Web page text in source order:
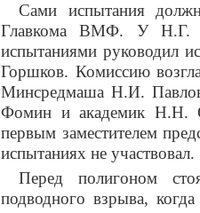
Сами испытания
Главкома ВМФ. У Н.Г.
испытаниями руководил
Горшков. Комиссию
Минсредмаша Н.И.
Фомин и академик Н.Н.
первым заместителем
испытаниях не участвовал.
Перед полигоном
подводного взрыва,